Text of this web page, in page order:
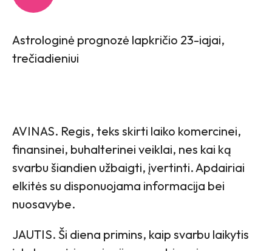
Astrologinė prognozė lapkričio 23-iajai,
trečiadieniui
AVINAS. Regis, teks skirti laiko komercinei,
finansinei, buhalterinei veiklai, nes kai ką
svarbu šiandien užbaigti, įvertinti. Apdairiai
elkitės su disponuojama informacija bei
nuosavybe.
JAUTIS. Ši diena primins, kaip svarbu laikytis